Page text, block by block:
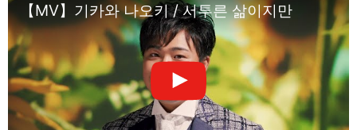
【MV】기카와 나오키 / 서투른 삶이지만